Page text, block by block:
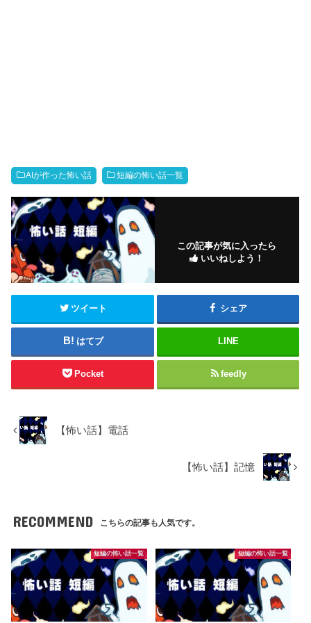
AIが作った怖い話 短編の怖い話一覧
この記事が気に入ったら
いいねしよう！
ツイート シェア
はてブ LINE
Pocket feedly
【怖い話】電話
【怖い話】記憶
RECOMMEND こちらの記事も人気です。
短編の怖い話一覧 短編の怖い話一覧